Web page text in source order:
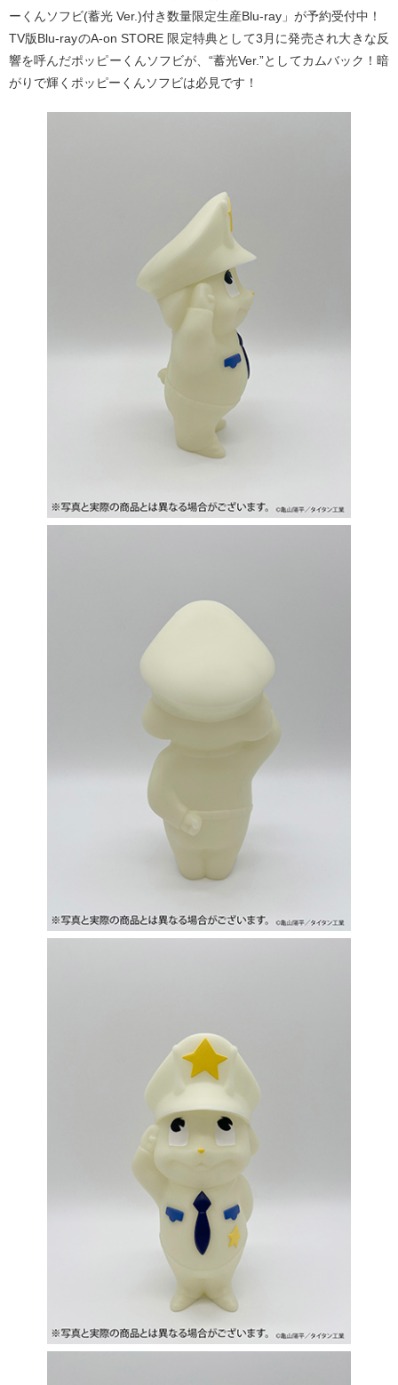
ーくんソフビ(蓄光 Ver.)付き数量限定生産Blu-ray」が予約受付中！
TV版Blu-rayのA-on STORE 限定特典として3月に発売され大きな反
響を呼んだポッピーくんソフビが、“蓄光Ver.”としてカムバック！暗
がりで輝くポッピーくんソフビは必見です！